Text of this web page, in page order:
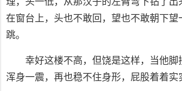
在窗台上，头也不敢回，望也不敢朝下望
跳。
幸好这楼不高，但饶是这样，当他脚
浑身一震，再也稳不住身形，屁股着着实